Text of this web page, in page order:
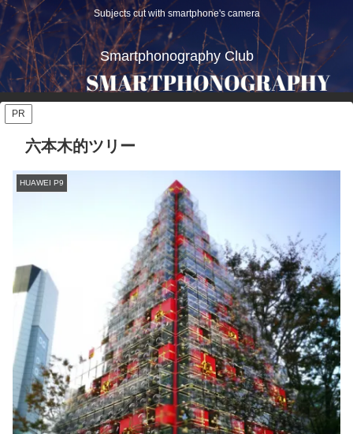
Subjects cut with smartphone's camera
Smartphonography Club
PR
六本木的ツリー
HUAWEI P9